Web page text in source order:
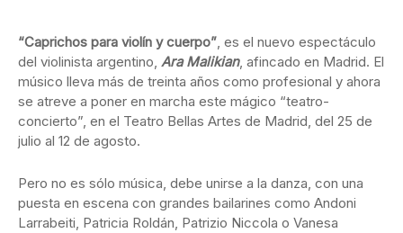
“Caprichos para violín y cuerpo”, es el nuevo espectáculo
del violinista argentino, Ara Malikian, afincado en Madrid. El
músico lleva más de treinta años como profesional y ahora
se atreve a poner en marcha este mágico “teatro-
concierto”, en el Teatro Bellas Artes de Madrid, del 25 de
julio al 12 de agosto.
Pero no es sólo música, debe unirse a la danza, con una
puesta en escena con grandes bailarines como Andoni
Larrabeiti, Patricia Roldán, Patrizio Niccola o Vanesa